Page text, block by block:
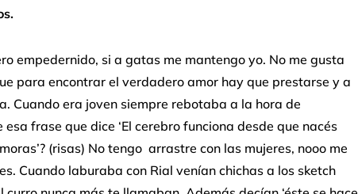
empedernido, si a gatas me mantengo yo. No me gusta
para encontrar el verdadero amor hay que prestarse y a
Cuando era joven siempre rebotaba a la hora de
esa frase que dice ‘El cerebro funciona desde que nacés
(risas) No tengo arrastre con las mujeres, nooo me
Cuando laburaba con Rial venían chichas a los sketch